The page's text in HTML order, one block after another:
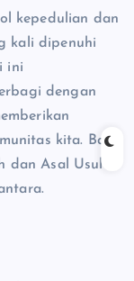
kepedulian dan
kali dipenuhi
ini
dengan
kita. Baca
dan Asal Usul